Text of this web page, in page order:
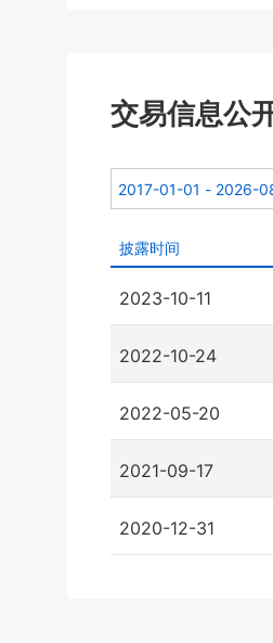
交易信息公
披露时间
2023-10-11
2022-10-24
2022-05-20
2021-09-17
2020-12-31